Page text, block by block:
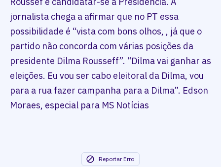
jornalista chega a afirmar que no PT essa
possibilidade é “vista com bons olhos, , já que o
partido não concorda com várias posições da
presidente Dilma Rousseff”. “Dilma vai ganhar as
eleições. Eu vou ser cabo eleitoral da Dilma, vou
para a rua fazer campanha para a Dilma”. Edson
Moraes, especial para MS Notícias
Reportar Erro